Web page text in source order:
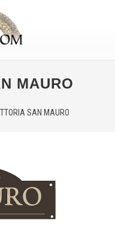
MAURO
SAN MAURO